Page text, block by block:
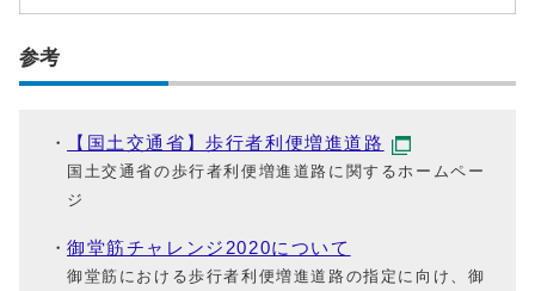
参考
【国土交通省】歩行者利便増進道路
国土交通省の歩行者利便増進道路に関するホームペー
ジ
御堂筋チャレンジ2020について
御堂筋における歩行者利便増進道路の指定に向け、御